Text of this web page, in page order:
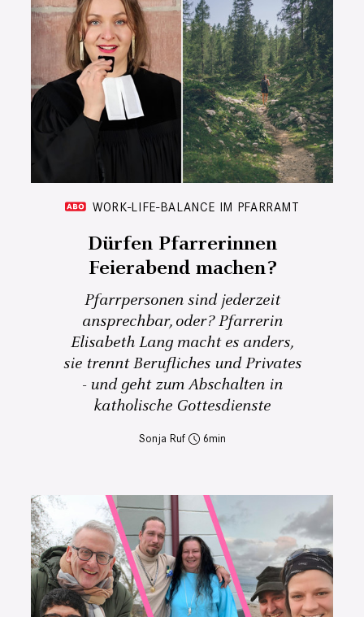
WORK-LIFE-BALANCE IM PFARRAMT
Dürfen Pfarrerinnen
Feierabend machen?
Pfarrpersonen sind jederzeit
ansprechbar, oder? Pfarrerin
Elisabeth Lang macht es anders,
sie trennt Berufliches und Privates
- und geht zum Abschalten in
katholische Gottesdienste
Sonja Ruf 6